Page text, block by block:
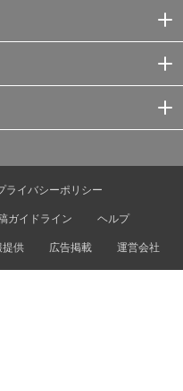
ライバシーポリシー
ガイドライン
ヘルプ
提供 広告掲載 運営会社